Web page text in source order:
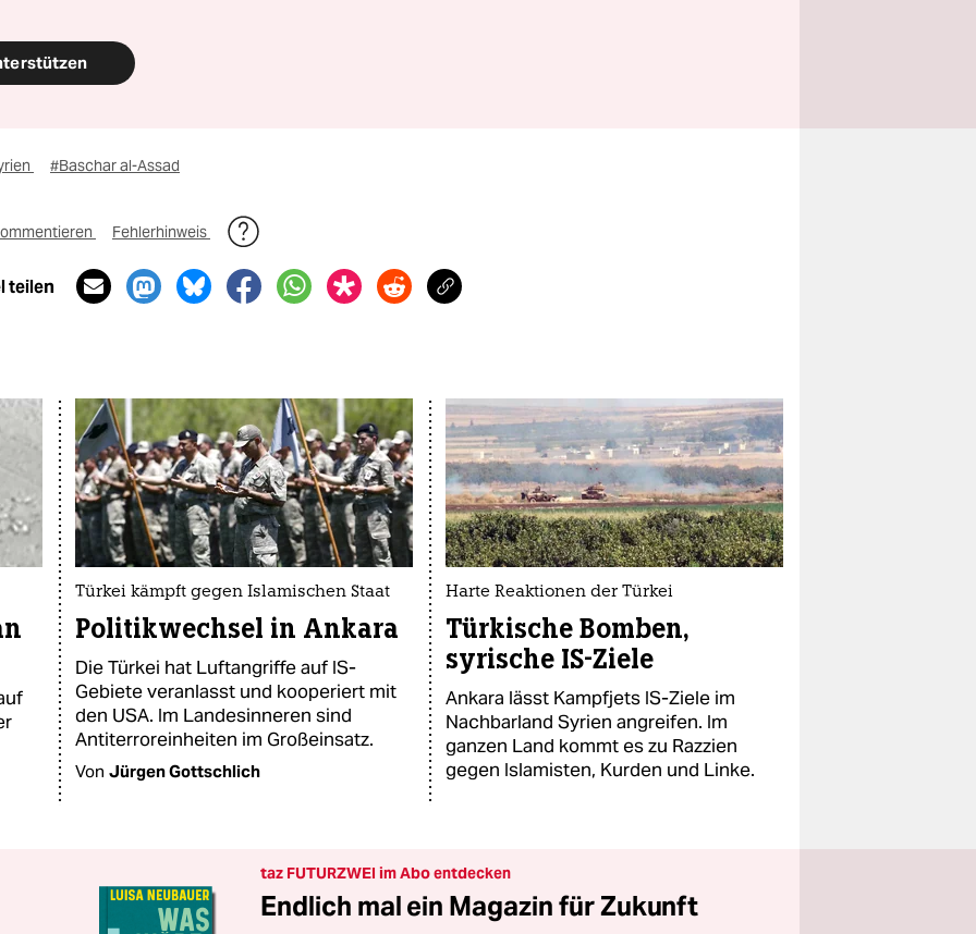
#Baschar al-Assad
Fehlerhinweis
teilen
Türkei kämpft gegen Islamischen Staat
Politikwechsel in Ankara
Die Türkei hat Luftangriffe auf IS-
Gebiete veranlasst und kooperiert mit
den USA. Im Landesinneren sind
Antiterroreinheiten im Großeinsatz.
Von Jürgen Gottschlich
Harte Reaktionen der Türkei
Türkische Bomben,
syrische IS-Ziele
Ankara lässt Kampfjets IS-Ziele im
Nachbarland Syrien angreifen. Im
ganzen Land kommt es zu Razzien
gegen Islamisten, Kurden und Linke.
taz FUTURZWEI im Abo entdecken
Endlich mal ein Magazin für Zukunft